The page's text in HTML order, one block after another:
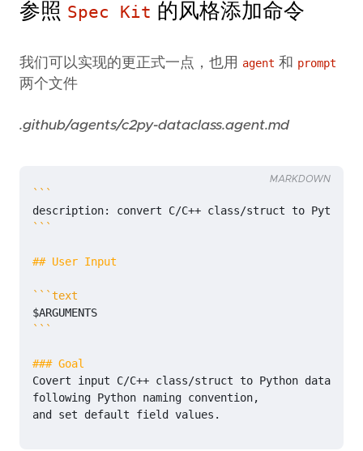
参照 Spec Kit 的风格添加命令
我们可以实现的更正式一点，也用 agent 和 prompt
两个文件
.github/agents/c2py-dataclass.agent.md
```
```
and set default field values.
MARKDOWN